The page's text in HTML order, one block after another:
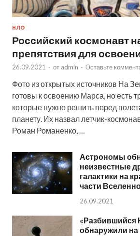
НЛО
Российский космонавт
препятствия для
26.09.2021 - от admin - Оставьте
Фото из открытых источников На
готовы к освоению Марса, но есть
которые нужно решить перед
планету. Их назвал летчик-
Роман Романенко, …
Астрономы
неизвестные
галактики на
части
26.09.2021
«Разбившийся
обнаружили на